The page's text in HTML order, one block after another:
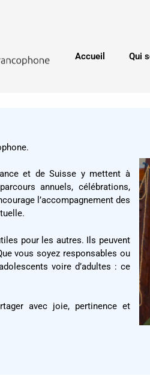
Accueil Qui
et de Suisse y mettent à
annuels, célébrations,
l’accompagnement des
pour les autres. Ils peuvent
vous soyez responsables ou
voire d’adultes : ce
avec joie, pertinence et